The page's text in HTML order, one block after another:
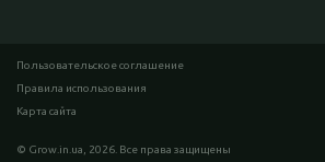
© Grow.in.ua, 2026. Все права защищены
Пользовательское соглашение
Правила использования
Карта сайта